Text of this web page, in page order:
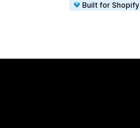
Built for Shopify